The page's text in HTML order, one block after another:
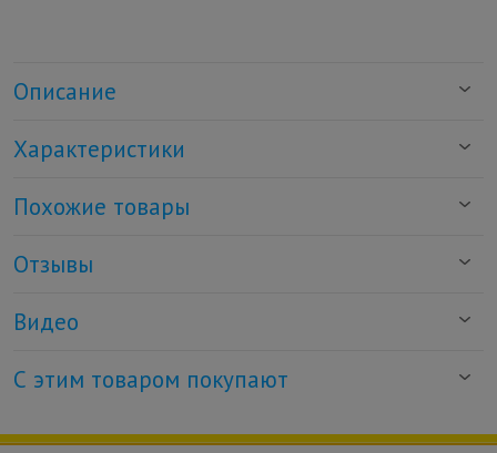
Описание
Характеристики
Похожие товары
Отзывы
Видео
С этим товаром покупают